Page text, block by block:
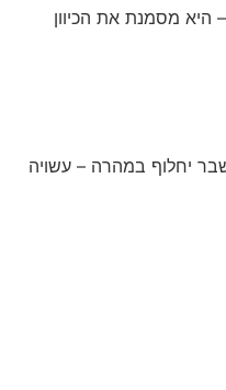
היא מסמנת את הכיוון
שהמשבר יחלוף במהרה – עשויה